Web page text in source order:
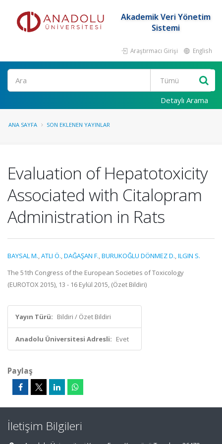
Akademik Veri Yönetim
Sistemi
Araştırmacı Girişi English
Ara
Detaylı Arama
ANA SAYFA SON EKLENEN YAYINLAR
Evaluation of Hepatotoxicity
Associated with Citalopram
Administration in Rats
BAYSAL M.,ATLI Ö.,DAĞAŞAN F.,BURUKOĞLU DÖNMEZ D.,ILGIN S.
The 51th Congress of the European Societies of Toxicology
(EUROTOX 2015), 13 - 16 Eylül 2015, (Özet Bildiri)
Yayın Türü: Bildiri / Özet Bildiri
Anadolu Üniversitesi Adresli: Evet
Paylaş
İletişim Bilgileri